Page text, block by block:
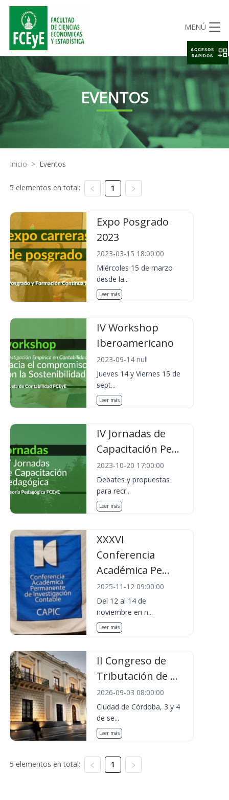
MENÚ
EVENTOS
Inicio > Eventos
5 elementos en total: 1
Expo Posgrado
2023
2023-03-15 18:00:00
Miércoles 15 de marzo
desde la...
Leer más
IV Workshop
Iberoamericano
2023-09-14 null
Jueves 14 y Viernes 15 de
sept...
Leer más
IV Jornadas de
Capacitación Pe...
2023-10-20 17:00:00
Debates y propuestas
para recr...
Leer más
XXXVI
Conferencia
Académica Pe...
2025-11-12 09:00:00
Del 12 al 14 de
noviembre en n...
Leer más
II Congreso de
Tributación de ...
2026-09-03 08:00:00
Ciudad de Córdoba, 3 y 4
de se...
Leer más
5 elementos en total: 1
ACCESOS
RAPIDOS